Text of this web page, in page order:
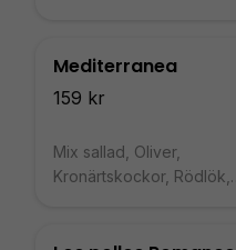
Mediterranea
159 kr
Mix sallad, Oliver,
Kronärtskockor, Rödlök,